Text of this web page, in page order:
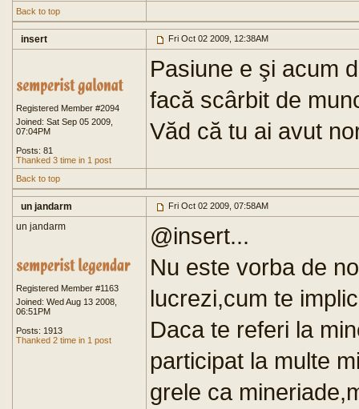
Back to top
insert Fri Oct 02 2009, 12:38AM
Registered Member #2094
Joined: Sat Sep 05 2009,
07:04PM
Posts: 81
Thanked 3 time in 1 post
Pasiune e şi acum
facă scârbit de
Văd că tu ai avut
Back to top
un jandarm Fri Oct 02 2009, 07:58AM
un jandarm
Registered Member #1163
Joined: Wed Aug 13 2008,
06:51PM
Posts: 1913
Thanked 2 time in 1 post
@insert...
Nu este vorba de
lucrezi,cum te
Daca te referi la
participat la multe
grele ca